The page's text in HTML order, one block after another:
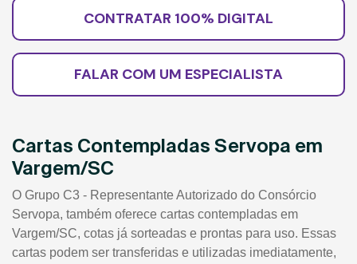
CONTRATAR 100% DIGITAL
FALAR COM UM ESPECIALISTA
Cartas Contempladas Servopa em
Vargem/SC
O Grupo C3 - Representante Autorizado do Consórcio
Servopa, também oferece cartas contempladas em
Vargem/SC, cotas já sorteadas e prontas para uso. Essas
cartas podem ser transferidas e utilizadas imediatamente,